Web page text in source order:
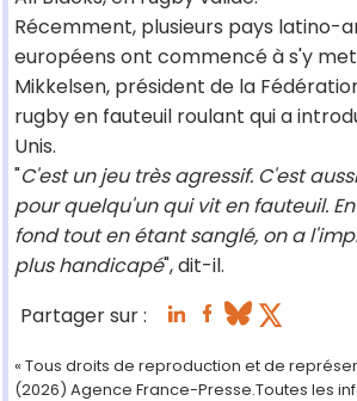
Récemment, plusieurs pays latino-
européens ont commencé à s'y
Mikkelsen, président de la
rugby en fauteuil roulant qui a
Unis.
"C'est un jeu très agressif. C'est
pour quelqu'un qui vit en fauteuil.
fond tout en étant sanglé, on a
plus handicapé", dit-il.
Partager sur :
« Tous droits de reproduction et de
(2026) Agence France-Presse.Toutes les